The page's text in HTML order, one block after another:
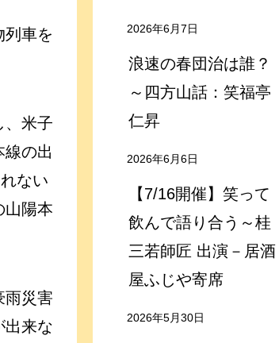
列車を
、米子
の出
ない
山陽本
雨災害
出来な
2026年6月7日
浪速の春団治は誰？
～四方山話：笑福亭
仁昇
2026年6月6日
【7/16開催】笑って
飲んで語り合う～桂
三若師匠 出演－居酒
屋ふじや寄席
2026年5月30日